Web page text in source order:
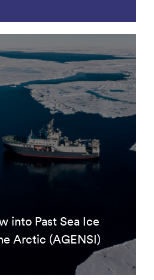
into Past Sea Ice
Arctic (AGENSI)